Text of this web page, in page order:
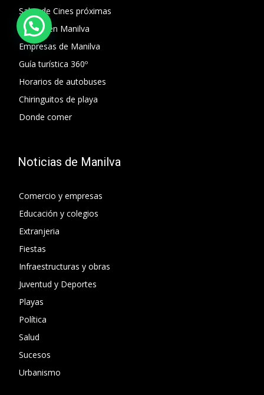
Salas de Cines próximas
El Paro en Manilva
Empresas de Manilva
Guía turística 360º
Horarios de autobuses
Chiringuitos de playa
Donde comer
Noticias de Manilva
Comercio y empresas
Educación y colegios
Extranjeria
Fiestas
Infraestructuras y obras
Juventud y Deportes
Playas
Política
Salud
Sucesos
Urbanismo